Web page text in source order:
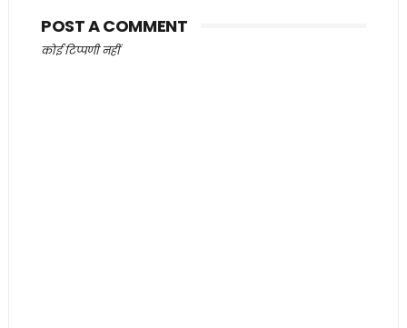
POST A COMMENT
कोई टिप्पणी नहीं